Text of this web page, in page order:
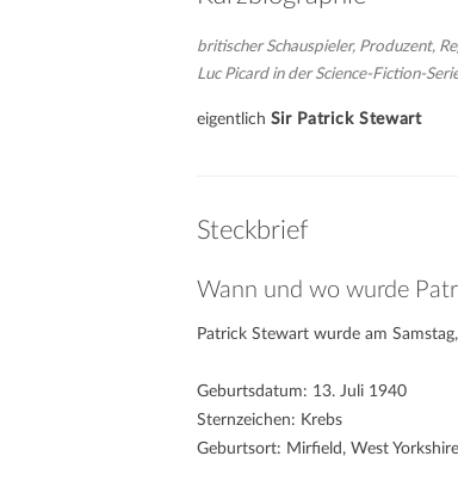
britischer Schauspieler, Produzent,
Luc Picard in der Science-Fiction-
eigentlich Sir Patrick Stewart
Steckbrief
Wann und wo wurde
Patrick Stewart wurde am
Geburtsdatum: 13. Juli 1940
Sternzeichen: Krebs
Geburtsort: Mirfield, West